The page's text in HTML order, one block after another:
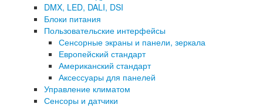
DMX, LED, DALI, DSI
Блоки питания
Пользовательские интерфейсы
Сенсорные экраны и панели, зеркала
Европейский стандарт
Американский стандарт
Аксессуары для панелей
Управление климатом
Сенсоры и датчики